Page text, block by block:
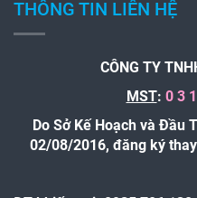
THÔNG TIN LIÊN HỆ
CÔNG TY
MST: 0 3
Do Sở Kế Hoạch và Đầu
02/08/2016, đăng ký